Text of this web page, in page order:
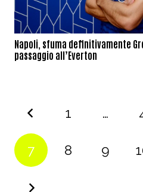
Napoli, sfuma definitivamente
passaggio all’Everton
1 …
7 8 9